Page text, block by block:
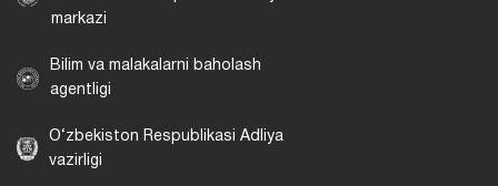
markazi
Bilim va malakalarni baholash
agentligi
O‘zbekiston Respublikasi Adliya
vazirligi